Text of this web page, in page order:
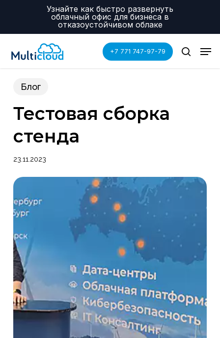
Узнайте как быстро развернуть
облачный офис для бизнеса в
отказоустойчивом облаке
+7 771 747-97-79
search
Блог
Тестовая сборка
стенда
23.11.2023